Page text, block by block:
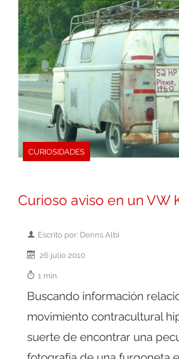
CURIOSIDADES
Curioso aviso en un VW
Escrito por: Denns Albi
26 julio 2010
1 min.
Buscando información
movimiento contracultural
suerte de encontrar una